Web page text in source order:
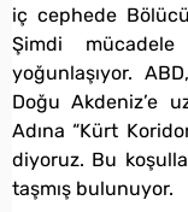
iç cephede
Şimdi mücadele
yoğunlaşıyor.
Doğu Akdeniz’e
Adına “Kürt
diyoruz. Bu
taşmış bulunuyor.